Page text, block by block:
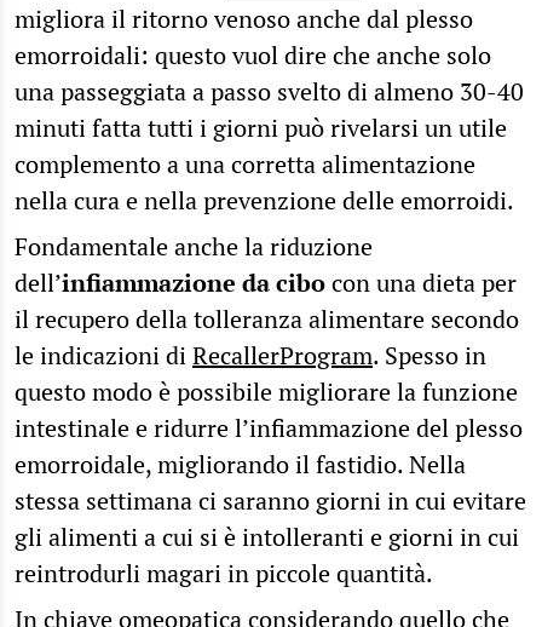
migliora il ritorno venoso anche dal plesso
emorroidali: questo vuol dire che anche solo
una passeggiata a passo svelto di almeno 30-40
minuti fatta tutti i giorni può rivelarsi un utile
complemento a una corretta alimentazione
nella cura e nella prevenzione delle emorroidi.
Fondamentale anche la riduzione
dell’infiammazione da cibocon una dieta per
il recupero della tolleranza alimentare secondo
le indicazioni diRecallerProgram. Spesso in
questo modo è possibile migliorare la funzione
intestinale e ridurre l’infiammazione del plesso
emorroidale, migliorando il fastidio. Nella
stessa settimana ci saranno giorni in cui evitare
gli alimenti a cui si è intolleranti e giorni in cui
reintrodurli magari in piccole quantità.
In chiave omeopatica considerando quello che